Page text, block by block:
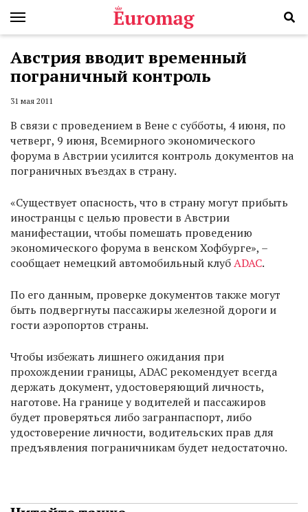
Австрия вводит временный
пограничный контроль
31 мая 2011
В связи с проведением в Вене с субботы, 4 июня, по
четверг, 9 июня, Всемирного экономического
форума в Австрии усилится контроль документов на
пограничных въездах в страну.
«Существует опасность, что в страну могут прибыть
иностранцы с целью провести в Австрии
манифестации, чтобы помешать проведению
экономического форума в венском Хофбурге», –
сообщает немецкий автомобильный клубADAC.
По его данным, проверке документов также могут
быть подвергнуты пассажиры железной дороги и
гости аэропортов страны.
Чтобы избежать лишнего ожидания при
прохождении границы, ADAC рекомендует всегда
держать документ, удостоверяющий личность,
наготове. На границе у водителей и пассажиров
будет проверяться либо загранпаспорт, либо
удостоверение личности, водительских прав для
предъявления пограничникам будет недостаточно.